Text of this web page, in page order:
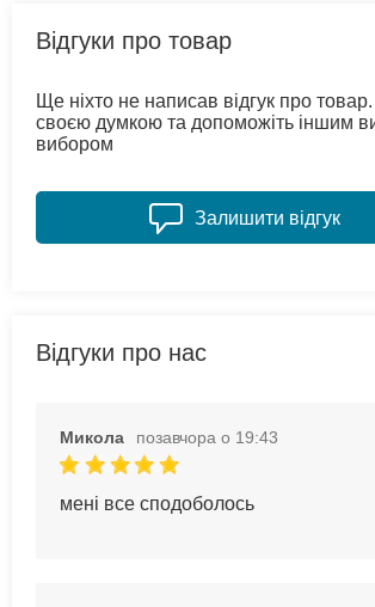
Відгуки про товар
Ще ніхто не написав відгук про товар.
своєю думкою та допоможіть іншим
вибором
Залишити відгук
Відгуки про нас
Микола позавчора о 19:43
мені все сподоболось